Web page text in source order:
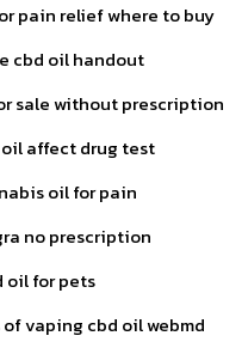
pain relief where to buy
cbd oil handout
sale without prescription
affect drug test
oil for pain
no prescription
oil for pets
vaping cbd oil webmd